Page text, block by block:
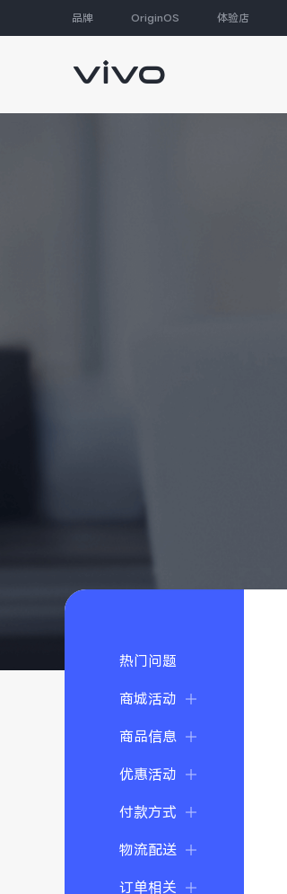
品牌 OriginOS 体验店
热门问题
商城活动
商品信息
优惠活动
付款方式
物流配送
订单相关